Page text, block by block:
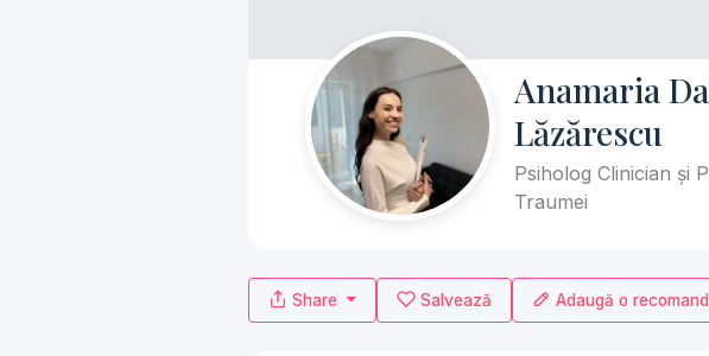
Anamaria
Lăzărescu
Psiholog Clinician și
Traumei
Share Salvează Adaugă o